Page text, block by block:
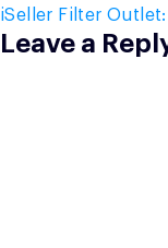
post:
iSeller Filter
Leave a